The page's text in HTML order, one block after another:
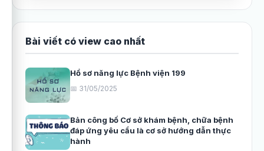
Bài viết có view cao nhất
Hồ sơ năng lực Bệnh viện 199
📅 31/05/2025
Bản công bố Cơ sở khám bệnh, chữa bệnh
đáp ứng yêu cầu là cơ sở hướng dẫn thực
hành